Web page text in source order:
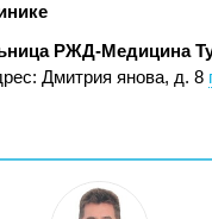
РЖД-Медицина
Дмитрия янова, д. 8